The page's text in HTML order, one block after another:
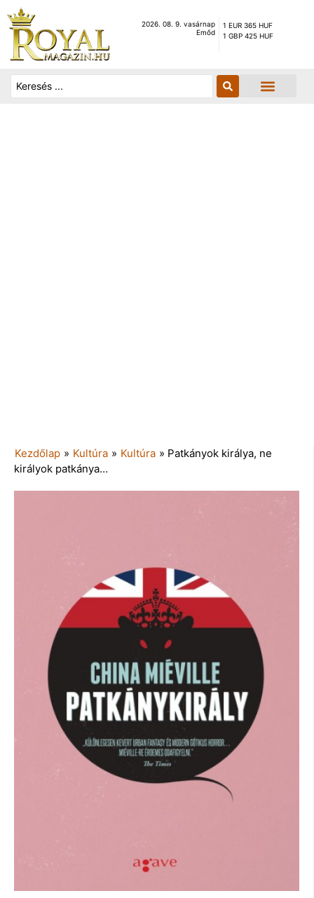
2026. 08. 9. vasárnap
Emőd
1 EUR 365 HUF
1 GBP 425 HUF
Kezdőlap » Kultúra » Kultúra » Patkányok királya, ne
királyok patkánya…